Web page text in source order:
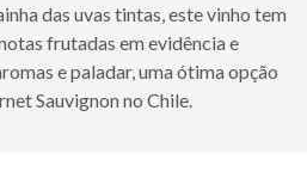
das uvas tintas, este vinho tem
frutadas em evidência e
e paladar, uma ótima opção
Sauvignon no Chile.